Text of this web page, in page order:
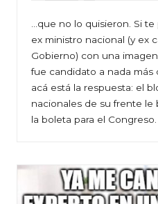
…que no lo quisieron. Si
ex ministro nacional (y ex
Gobierno) con una
fue candidato a nada
acá está la respuesta: el
nacionales de su frente le
la boleta para el Congreso.